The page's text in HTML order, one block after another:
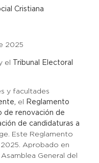
Cristiana
2025
el
Tribunal Electoral
y facultades
el
Reglamento
de renovación de
de candidaturas a
Este Reglamento
Aprobado en
General del